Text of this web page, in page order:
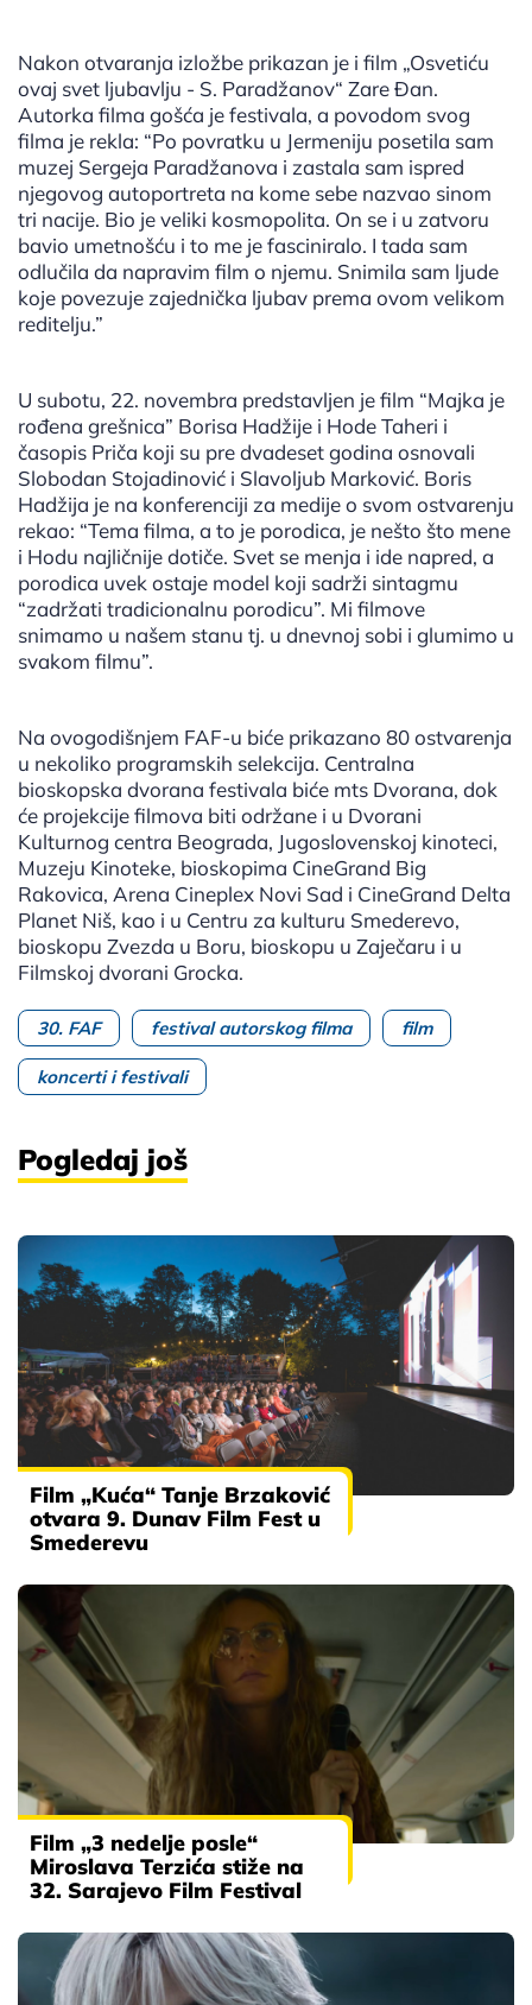
Nakon otvaranja izložbe prikazan je i film „Osvetiću
ovaj svet ljubavlju - S. Paradžanov“ Zare Đan.
Autorka filma gošća je festivala, a povodom svog
filma je rekla: “Po povratku u Jermeniju posetila sam
muzej Sergeja Paradžanova i zastala sam ispred
njegovog autoportreta na kome sebe nazvao sinom
tri nacije. Bio je veliki kosmopolita. On se i u zatvoru
bavio umetnošću i to me je fasciniralo. I tada sam
odlučila da napravim film o njemu. Snimila sam ljude
koje povezuje zajednička ljubav prema ovom velikom
reditelju.”
U subotu, 22. novembra predstavljen je film “Majka je
rođena grešnica” Borisa Hadžije i Hode Taheri i
časopis Priča koji su pre dvadeset godina osnovali
Slobodan Stojadinović i Slavoljub Marković. Boris
Hadžija je na konferenciji za medije o svom ostvarenju
rekao: “Tema filma, a to je porodica, je nešto što mene
i Hodu najličnije dotiče. Svet se menja i ide napred, a
porodica uvek ostaje model koji sadrži sintagmu
“zadržati tradicionalnu porodicu”. Mi filmove
snimamo u našem stanu tj. u dnevnoj sobi i glumimo u
svakom filmu”.
Na ovogodišnjem FAF-u biće prikazano 80 ostvarenja
u nekoliko programskih selekcija. Centralna
bioskopska dvorana festivala biće mts Dvorana, dok
će projekcije filmova biti održane i u Dvorani
Kulturnog centra Beograda, Jugoslovenskoj kinoteci,
Muzeju Kinoteke, bioskopima CineGrand Big
Rakovica, Arena Cineplex Novi Sad i CineGrand Delta
Planet Niš, kao i u Centru za kulturu Smederevo,
bioskopu Zvezda u Boru, bioskopu u Zaječaru i u
Filmskoj dvorani Grocka.
30. FAF festival autorskog filma film
koncerti i festivali
Pogledaj još
Film „Kuća“ Tanje Brzaković
otvara 9. Dunav Film Fest u
Smederevu
Film „3 nedelje posle“
Miroslava Terzića stiže na
32. Sarajevo Film Festival